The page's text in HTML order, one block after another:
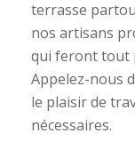
terrasse
nos artisans
qui feront tout
Appelez-nous
le plaisir de
nécessaires.